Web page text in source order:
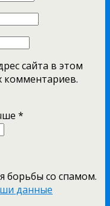
сайта в этом
комментариев.
*
борьбы со спамом.
данные